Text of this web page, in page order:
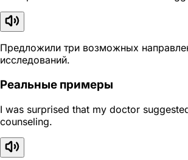
Предложили три возможных
исследований.
Реальные примеры
I was surprised that my doctor
counseling.